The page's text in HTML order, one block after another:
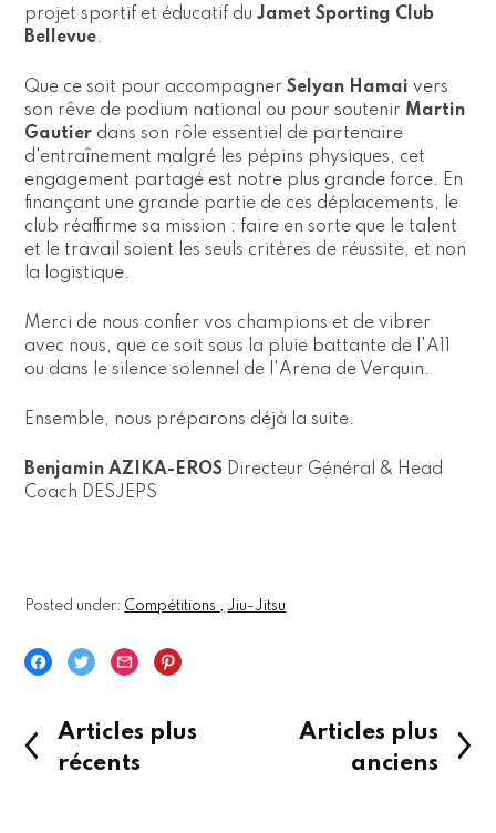
projet sportif et éducatif duJamet Sporting Club
Bellevue.
Que ce soit pour accompagnerSelyan Hamai vers
son rêve de podium national ou pour soutenir Martin
Gautier dans son rôle essentiel de partenaire
d'entraînement malgré les pépins physiques, cet
engagement partagé est notre plus grande force. En
finançant une grande partie de ces déplacements, le
club réaffirme sa mission : faire en sorte que le talent
et le travail soient les seuls critères de réussite, et non
la logistique.
Merci de nous confier vos champions et de vibrer
avec nous, que ce soit sous la pluie battante de l'A11
ou dans le silence solennel de l'Arena de Verquin.
Ensemble, nous préparons déjà la suite.
Benjamin AZIKA-EROS Directeur Général & Head
Coach DESJEPS
Posted under: Compétitions Jiu-Jitsu
Articles plus
récents
Articles plus
anciens